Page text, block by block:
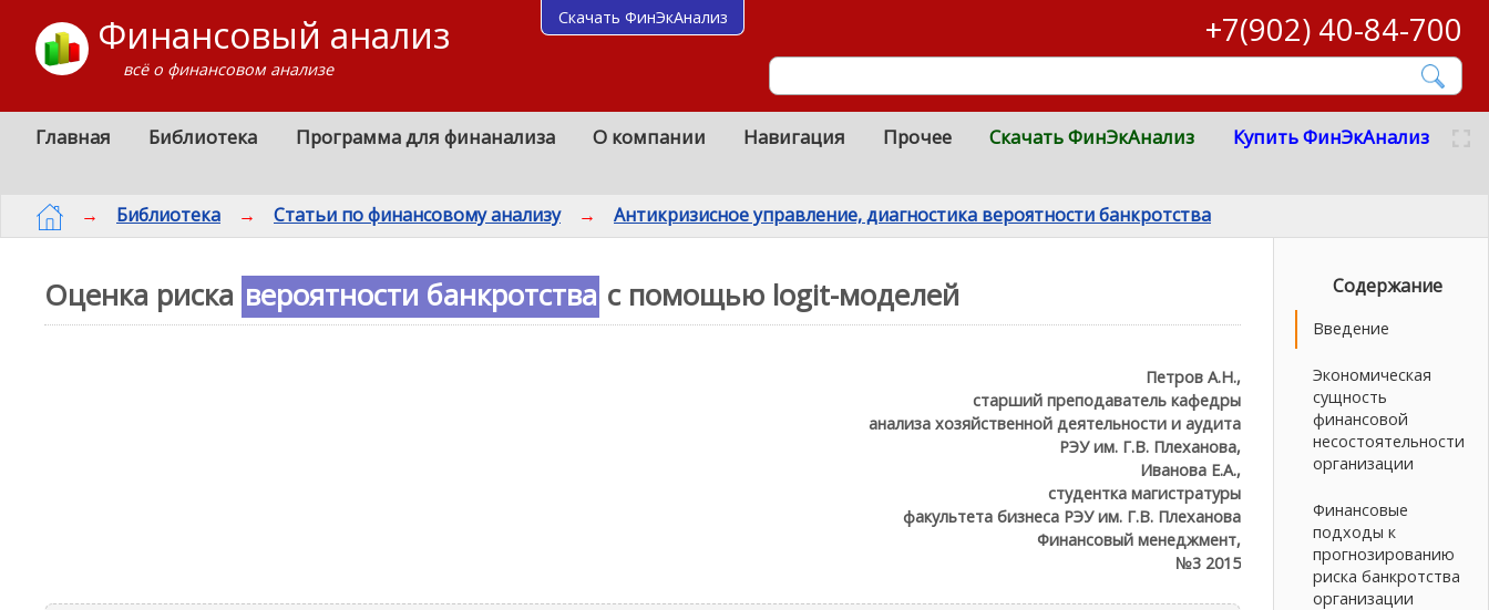
Финансовый анализ
всё о финансовом анализе
+7(902) 40-84-700
Главная Библиотека Программа для финанализа О компании Навигация Прочее Скачать ФинЭкАнализ Купить ФинЭкАнализ
→ Библиотека → Статьи по финансовому анализу → Антикризисное управление, диагностика вероятности банкротства
Оценка риска вероятности банкротства с помощью logit-моделей
Петров А.Н.,
старший преподаватель кафедры
анализа хозяйственной деятельности и аудита
РЭУ им. Г.В. Плеханова,
Иванова Е.А.,
студентка магистратуры
факультета бизнеса РЭУ им. Г.В. Плеханова
Финансовый менеджмент,
№3 2015
Содержание
Введение
Экономическая
сущность
финансовой
несостоятельности
организации
Финансовые
подходы к
прогнозированию
риска банкротства
организации
Скачать ФинЭкАнализ